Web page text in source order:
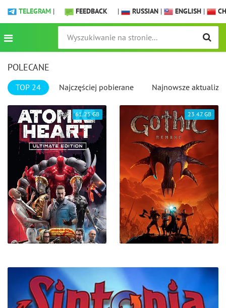
TELEGRAM | FEEDBACK | RUSSIAN | ENGLISH |
POLECANE
TOP 24 Najczęściej pobierane Najnowsze
61.25 GB 23.47 GB